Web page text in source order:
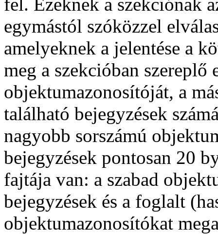
egymástól szóközzel
amelyeknek a jelentése a
meg a szekcióban szereplő
objektumazonosítóját, a
található bejegyzések
nagyobb sorszámú
bejegyzések pontosan 20
fajtája van: a szabad
bejegyzések és a foglalt
objektumazonosítókat